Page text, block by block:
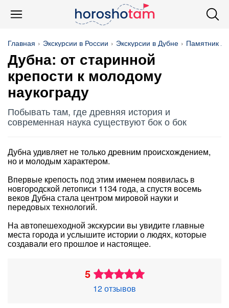
Главная Экскурсии в России Экскурсии в Дубне Памятник
Дубна: от старинной
крепости к молодому
наукограду
Побывать там, где древняя история и
современная наука существуют бок о бок
Дубна удивляет не только древним происхождением,
но и молодым характером.
Впервые крепость под этим именем появилась в
новгородской летописи 1134 года, а спустя восемь
веков Дубна стала центром мировой науки и
передовых технологий.
На автопешеходной экскурсии вы увидите главные
места города и услышите истории о людях, которые
создавали его прошлое и настоящее.
5
12 отзывов